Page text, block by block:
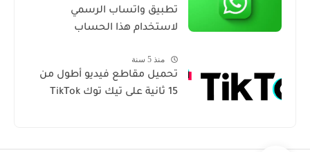
تطبيق واتساب الرسمي
لاستخدام هذا الحساب
منذ 5 سنة
تحميل مقاطع فيديو أطول من
15 ثانية على تيك توك TikTok